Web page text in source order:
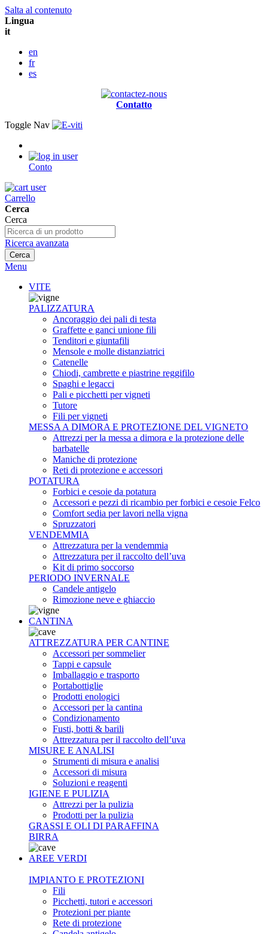
Salta al contenuto
Lingua
it
en
fr
es
Contatto
Toggle Nav
Conto
Carrello
Cerca
Cerca
Ricerca avanzata
Cerca
Menu
VITE
PALIZZATURA
Ancoraggio dei pali di testa
Graffette e ganci unione fili
Tenditori e giuntafili
Mensole e molle distanziatrici
Catenelle
Chiodi, cambrette e piastrine reggifilo
Spaghi e legacci
Pali e picchetti per vigneti
Tutore
Fili per vigneti
MESSA A DIMORA E PROTEZIONE DEL VIGNETO
Attrezzi per la messa a dimora e la protezione delle
barbatelle
Maniche di protezione
Reti di protezione e accessori
POTATURA
Forbici e cesoie da potatura
Accessori e pezzi di ricambio per forbici e cesoie Felco
Comfort sedia per lavori nella vigna
Spruzzatori
VENDEMMIA
Attrezzatura per la vendemmia
Attrezzatura per il raccolto dell’uva
Kit di primo soccorso
PERIODO INVERNALE
Candele antigelo
Rimozione neve e ghiaccio
CANTINA
ATTREZZATURA PER CANTINE
Accessori per sommelier
Tappi e capsule
Imballaggio e trasporto
Portabottiglie
Prodotti enologici
Accessori per la cantina
Condizionamento
Fusti, botti & barili
Attrezzatura per il raccolto dell’uva
MISURE E ANALISI
Strumenti di misura e analisi
Accessori di misura
Soluzioni e reagenti
IGIENE E PULIZIA
Attrezzi per la pulizia
Prodotti per la pulizia
GRASSI E OLI DI PARAFFINA
BIRRA
AREE VERDI
IMPIANTO E PROTEZIONI
Fili
Picchetti, tutori e accessori
Protezioni per piante
Rete di protezione